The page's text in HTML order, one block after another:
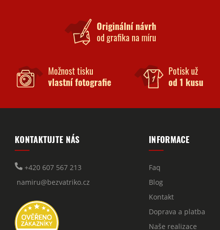
Originální návrh
od grafika na míru
Možnost tisku
vlastní fotografie
Potisk už
od 1 kusu
KONTAKTUJTE NÁS
+420 607 567 213
namiru@bezvatriko.cz
INFORMACE
Faq
Blog
Kontakt
Doprava a platba
Naše realizace